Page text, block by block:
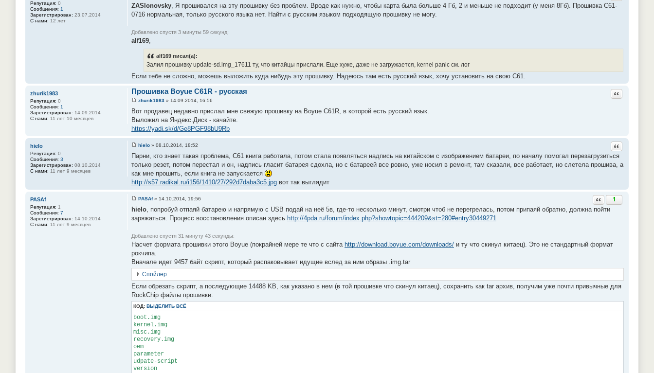
Репутация: 0
Сообщения: 1
Зарегистрирован: 23.07.2014
С нами: 12 лет
о
о
б
н
и
ZASlonovsky, Я прошивался на эту прошивку без проблем. Вроде как нужно, чтобы карта была больше 4 Гб, 2 и меньше не подходит (у меня 8Гб). Прошивка C61-
0716 нормальная, только русского языка нет. Найти с русским языком подходящую прошивку не могу.
Добавлено спустя 3 минуты 59 секунд:
alf169,
alf169 писал(а):
Залил прошивку update-sd.img_17611 ту, что китайцы прислали. Еще хуже, даже не загружается, kernel panic см. лог
Если тебе не сложно, можешь выложить куда нибудь эту прошивку. Надеюсь там есть русский язык, хочу установить на свою C61.
zhurik1983
Репутация: 0
Сообщения: 1
Зарегистрирован: 14.09.2014
С нами: 11 лет 10 месяцев
Прошивка Boyue C61R - русская Ответить с
о
б
щ
е
н
и
#
3
zhurik1983 » 14.09.2014, 16:56
Вот продавец недавно прислал мне свежую прошивку на Boyue C61R, в которой есть русский язык.
Выложил на Яндекс.Диск - качайте.
https://yadi.sk/d/Ge8PGF98bU9Rb
hielo
Репутация: 0
Сообщения: 3
Зарегистрирован: 08.10.2014
С нами: 11 лет 9 месяцев
Ответить с
о
о
б
щ
н
и
е
#
3
hielo » 08.10.2014, 18:52
Парни, кто знает такая проблема, С61 книга работала, потом стала появляться надпись на китайском с изображением батареи, по началу помогал перезагрузиться
только резет, потом перестал и он, надпись гласит батарея сдохла, но с батареей все ровно, уже носил в ремонт, там сказали, все работает, но слетела прошива, а
как мне прошить, если книга не запускается
http://s57.radikal.ru/i156/1410/27/292d7daba3c5.jpg вот так выглядит
PASAf
Репутация: 1
Сообщения: 7
Зарегистрирован: 14.10.2014
С нами: 11 лет 9 месяцев
Ответить с цитатой
1
о
б
н
и
#
3
2
PASAf» 14.10.2014, 19:56
hielo , попробуй отпаяй батарею и напрямую с USB подай на неё 5в, где-то несколько минут, смотри чтоб не перегрелась, потом припаяй обратно, должна пойти
заряжаться. Процесс восстановления описан здесь http://4pda.ru/forum/index.php?showtopic=444209&st=280#entry30449271
Добавлено спустя 31 минуту 43 секунды:
Насчет формата прошивки этого Boyue (покрайней мере те что с сайта http://download.boyue.com/downloads/ и ту что скинул китаец). Это не стандартный формат
рокчипа.
Вначале идет 9457 байт скрипт, который распаковывает идущие вслед за ним образы .img.tar
Спойлер
Если обрезать скрипт, а последующие 14488 KB, как указано в нем (в той прошивке что скинул китаец), сохранить как tar архив, получим уже почти привычные для
RockChip файлы прошивки:
КОД: ВЫДЕЛИТЬ ВСЁ
boot.img
kernel.img
misc.img
recovery.img
oem
parameter
udpate-script
version